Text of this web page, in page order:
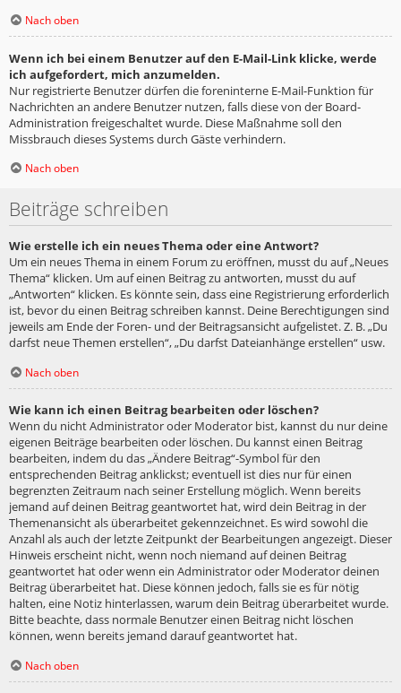
Nach oben
Wenn ich bei einem Benutzer auf den E-Mail-Link klicke, werde
ich aufgefordert, mich anzumelden.
Nur registrierte Benutzer dürfen die foreninterne E-Mail-Funktion für
Nachrichten an andere Benutzer nutzen, falls diese von der Board-
Administration freigeschaltet wurde. Diese Maßnahme soll den
Missbrauch dieses Systems durch Gäste verhindern.
Nach oben
Beiträge schreiben
Wie erstelle ich ein neues Thema oder eine Antwort?
Um ein neues Thema in einem Forum zu eröffnen, musst du auf „Neues
Thema“ klicken. Um auf einen Beitrag zu antworten, musst du auf
„Antworten“ klicken. Es könnte sein, dass eine Registrierung erforderlich
ist, bevor du einen Beitrag schreiben kannst. Deine Berechtigungen sind
jeweils am Ende der Foren- und der Beitragsansicht aufgelistet. Z. B. „Du
darfst neue Themen erstellen“, „Du darfst Dateianhänge erstellen“ usw.
Nach oben
Wie kann ich einen Beitrag bearbeiten oder löschen?
Wenn du nicht Administrator oder Moderator bist, kannst du nur deine
eigenen Beiträge bearbeiten oder löschen. Du kannst einen Beitrag
bearbeiten, indem du das „Ändere Beitrag“-Symbol für den
entsprechenden Beitrag anklickst; eventuell ist dies nur für einen
begrenzten Zeitraum nach seiner Erstellung möglich. Wenn bereits
jemand auf deinen Beitrag geantwortet hat, wird dein Beitrag in der
Themenansicht als überarbeitet gekennzeichnet. Es wird sowohl die
Anzahl als auch der letzte Zeitpunkt der Bearbeitungen angezeigt. Dieser
Hinweis erscheint nicht, wenn noch niemand auf deinen Beitrag
geantwortet hat oder wenn ein Administrator oder Moderator deinen
Beitrag überarbeitet hat. Diese können jedoch, falls sie es für nötig
halten, eine Notiz hinterlassen, warum dein Beitrag überarbeitet wurde.
Bitte beachte, dass normale Benutzer einen Beitrag nicht löschen
können, wenn bereits jemand darauf geantwortet hat.
Nach oben